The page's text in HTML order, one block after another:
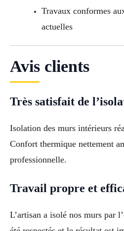
Travaux conformes
actuelles
Avis clients
Très satisfait de
Isolation des murs intérieurs
Confort thermique nettement
professionnelle.
Travail propre et
L’artisan a isolé nos murs par